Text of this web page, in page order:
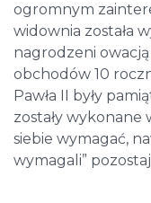
ogromnym
widownia została
nagrodzeni
obchodów 10
Pawła II były
zostały wykonane
siebie wymagać,
wymagali”